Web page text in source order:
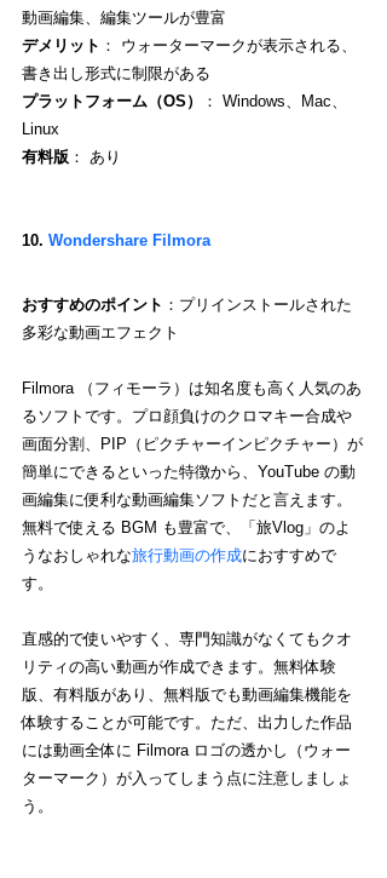
動画編集、編集ツールが豊富
デメリット ： ウォーターマークが表示される、
書き出し形式に制限がある
プラットフォーム（OS）
： Windows、Mac、
Linux
有料版 ： あり
10. Wondershare Filmora
おすすめのポイント ：プリインストールされた
多彩な動画エフェクト
Filmora （フィモーラ）は知名度も高く人気のあ
るソフトです。プロ顔負けのクロマキー合成や
画面分割、PIP（ピクチャーインピクチャー）が
簡単にできるといった特徴から、YouTube の動
画編集に便利な動画編集ソフトだと言えます。
無料で使える BGM も豊富で、「旅Vlog」のよ
うなおしゃれな旅行動画の作成におすすめで
す。
直感的で使いやすく、専門知識がなくてもクオ
リティの高い動画が作成できます。無料体験
版、有料版があり、無料版でも動画編集機能を
体験することが可能です。ただ、出力した作品
には動画全体に Filmora ロゴの透かし（ウォー
ターマーク）が入ってしまう点に注意しましょ
う。